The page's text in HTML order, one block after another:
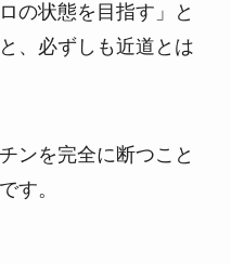
の状態を目指す」と
、必ずしも近道とは
ンを完全に断つこと
す。